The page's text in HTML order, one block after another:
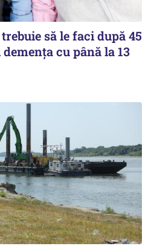
să le faci după 45
cu până la 13